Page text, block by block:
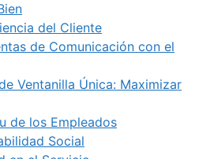
del Cliente
de Comunicación con el
Ventanilla Única: Maximizar
de los Empleados
Social